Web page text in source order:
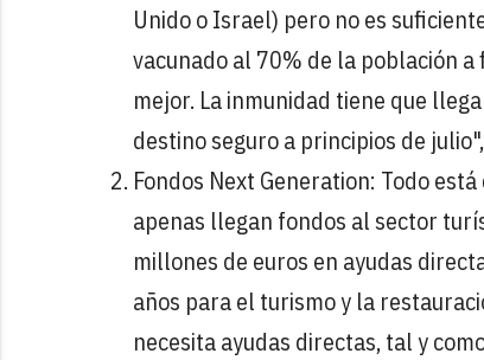
Unido o Israel) pero no es
vacunado al 70% de la población
mejor. La inmunidad tiene que
destino seguro a principios de
Fondos Next Generation: Todo
apenas llegan fondos al sector
millones de euros en ayudas
años para el turismo y la
necesita ayudas directas, tal y